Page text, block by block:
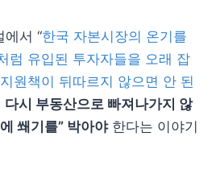
에서 “한국 자본시장의 온기를
럼 유입된 투자자들을 오래 잡
원책이 뒤따르지 않으면 안 된
다시 부동산으로 빠져나가지 않
쐐기를” 박아야한다는 이야기